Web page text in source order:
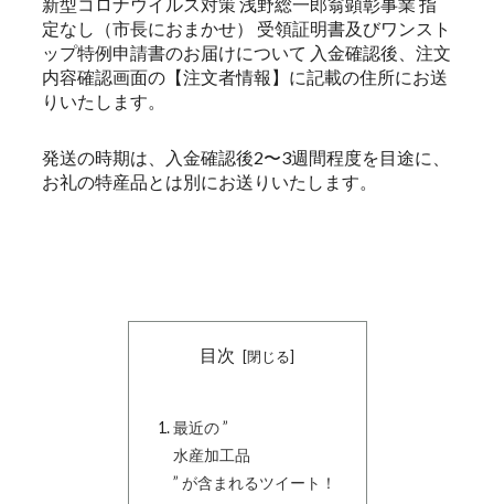
新型コロナウイルス対策 浅野総一郎翁顕彰事業 指
定なし（市長におまかせ） 受領証明書及びワンスト
ップ特例申請書のお届けについて 入金確認後、注文
内容確認画面の【注文者情報】に記載の住所にお送
りいたします。
発送の時期は、入金確認後2〜3週間程度を目途に、
お礼の特産品とは別にお送りいたします。
目次
最近の ”
水産加工品
” が含まれるツイート！